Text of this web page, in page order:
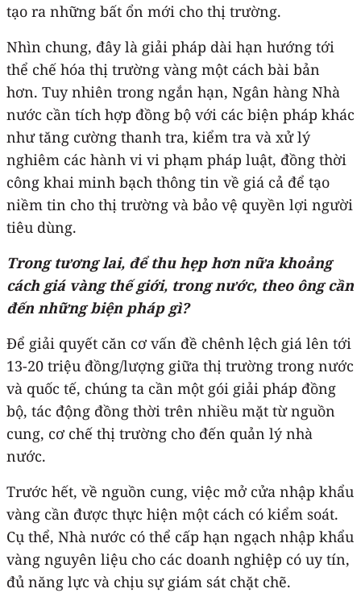
tạo ra những bất ổn mới cho thị trường.
Nhìn chung, đây là giải pháp dài hạn hướng tới
thể chế hóa thị trường vàng một cách bài bản
hơn. Tuy nhiên trong ngắn hạn, Ngân hàng Nhà
nước cần tích hợp đồng bộ với các biện pháp khác
như tăng cường thanh tra, kiểm tra và xử lý
nghiêm các hành vi vi phạm pháp luật, đồng thời
công khai minh bạch thông tin về giá cả để tạo
niềm tin cho thị trường và bảo vệ quyền lợi người
tiêu dùng.
Trong tương lai, để thu hẹp hơn nữa khoảng
cách giá vàng thế giới, trong nước, theo ông cần
đến những biện pháp gì?
Để giải quyết căn cơ vấn đề chênh lệch giá lên tới
13-20 triệu đồng/lượng giữa thị trường trong nước
và quốc tế, chúng ta cần một gói giải pháp đồng
bộ, tác động đồng thời trên nhiều mặt từ nguồn
cung, cơ chế thị trường cho đến quản lý nhà
nước.
Trước hết, về nguồn cung, việc mở cửa nhập khẩu
vàng cần được thực hiện một cách có kiểm soát.
Cụ thể, Nhà nước có thể cấp hạn ngạch nhập khẩu
vàng nguyên liệu cho các doanh nghiệp có uy tín,
đủ năng lực và chịu sự giám sát chặt chẽ.